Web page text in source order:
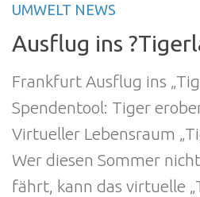
UMWELT NEWS
Ausflug ins
Frankfurt Ausflug ins
Spendentool: Tiger
Virtueller Lebensraum
Wer diesen Sommer
fährt, kann das virtuelle